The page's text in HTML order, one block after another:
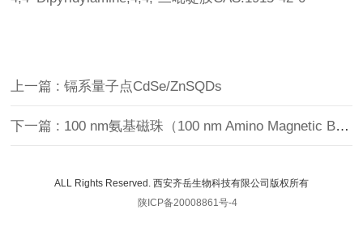
上一篇 : 镉系量子点CdSe/ZnSQDs
下一篇 : 100 nm氨基磁珠（100 nm Amino Magnetic Beads）
ALL Rights Reserved. 西安齐岳生物科技有限公司版权所有
陕ICP备20008861号-4